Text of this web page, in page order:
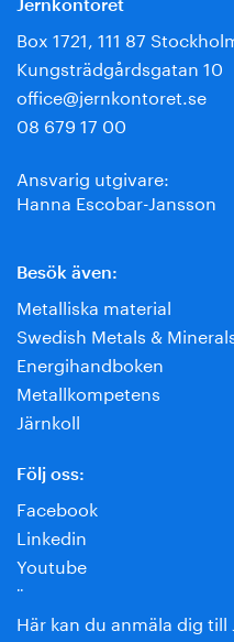
Jernkontoret
Box 1721, 111 87
Kungsträdgårdsgatan 10
office@jernkontoret.se
08 679 17 00
Ansvarig utgivare:
Hanna Escobar-Jansson
Besök även:
Metalliska material
Swedish Metals &
Energihandboken
Metallkompetens
Järnkoll
Följ oss:
Facebook
Linkedin
Youtube
¨
Här kan du anmäla dig